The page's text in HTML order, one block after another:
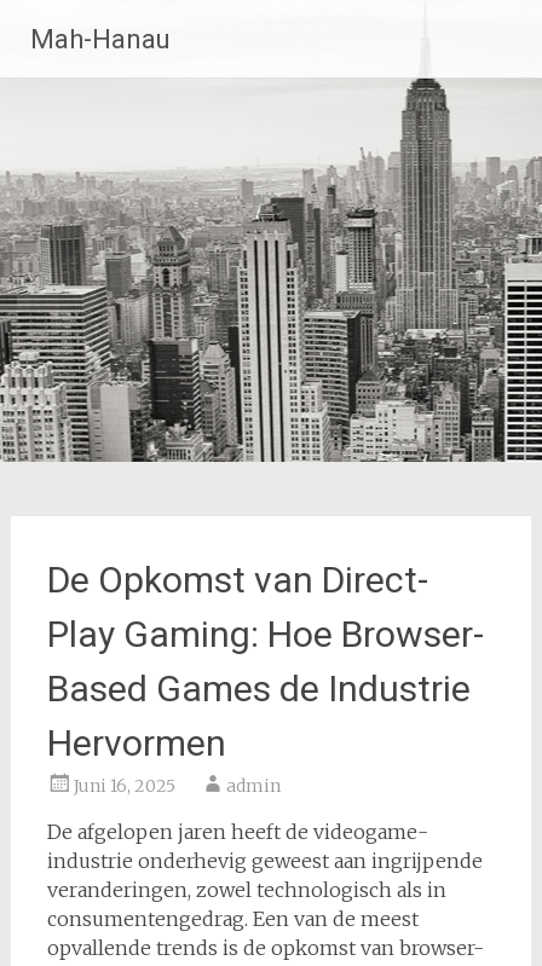
Inhalt
springen
Mah-Hanau
De Opkomst van Direct-
Play Gaming: Hoe Browser-
Based Games de Industrie
Hervormen
Juni 16, 2025 admin
De afgelopen jaren heeft de videogame-
industrie onderhevig geweest aan ingrijpende
veranderingen, zowel technologisch als in
consumentengedrag. Een van de meest
opvallende trends is de opkomst van browser-